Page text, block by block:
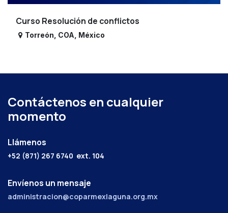
Curso Resolución de conflictos
Torreón COA México
Contáctenos en cualquier
momento
Llámenos
+52 (871) 267 6740 ext. 104
Envíenos un mensaje
administracion@coparmexlaguna.org.mx